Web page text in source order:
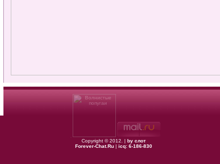
Copyright © 2012. | by слот
Forever-Chat.Ru| icq: 6-186-830